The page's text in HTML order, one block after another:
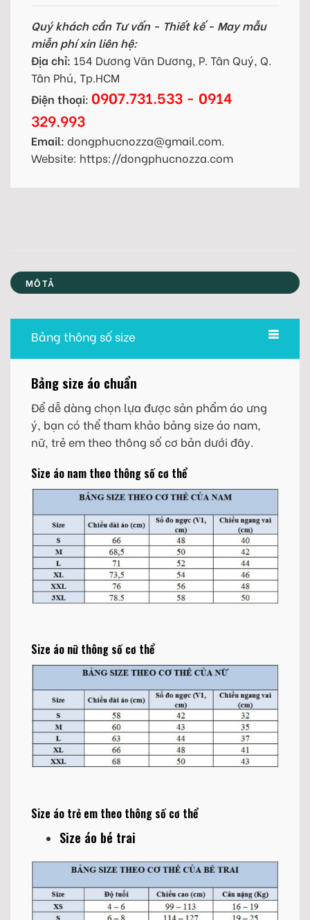
Quý khách cần Tư vấn - Thiết kế - May mẫu
miễn phí xin liên hệ:
Địa chỉ: 154 Dương Văn Dương, P. Tân Quý, Q.
Tân Phú, Tp.HCM
Điện thoại: 0907.731.533 - 0914
329.993
Email: dongphucnozza@gmail.com.
Website: https://dongphucnozza.com
MÔ TẢ
Bảng thông số size
Bảng size áo chuẩn
Để dễ dàng chọn lựa được sản phẩm áo ưng
ý, bạn có thể tham khảo bảng size áo nam,
nữ, trẻ em theo thông số cơ bản dưới đây.
Size áo nam theo thông số cơ thể
Size áo nữ thông số cơ thể
Size áo trẻ em theo thông số cơ thể
Size áo bé trai